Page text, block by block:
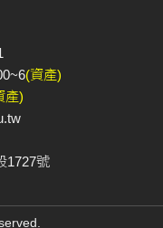
(資產)
產)
1727號